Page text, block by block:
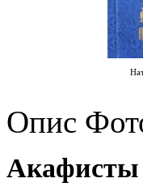
Опис
Акафисты